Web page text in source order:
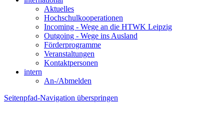
Aktuelles
Hochschulkooperationen
Incoming - Wege an die HTWK Leipzig
Outgoing - Wege ins Ausland
Förderprogramme
Veranstaltungen
Kontaktpersonen
intern
An-/Abmelden
Seitenpfad-Navigation überspringen